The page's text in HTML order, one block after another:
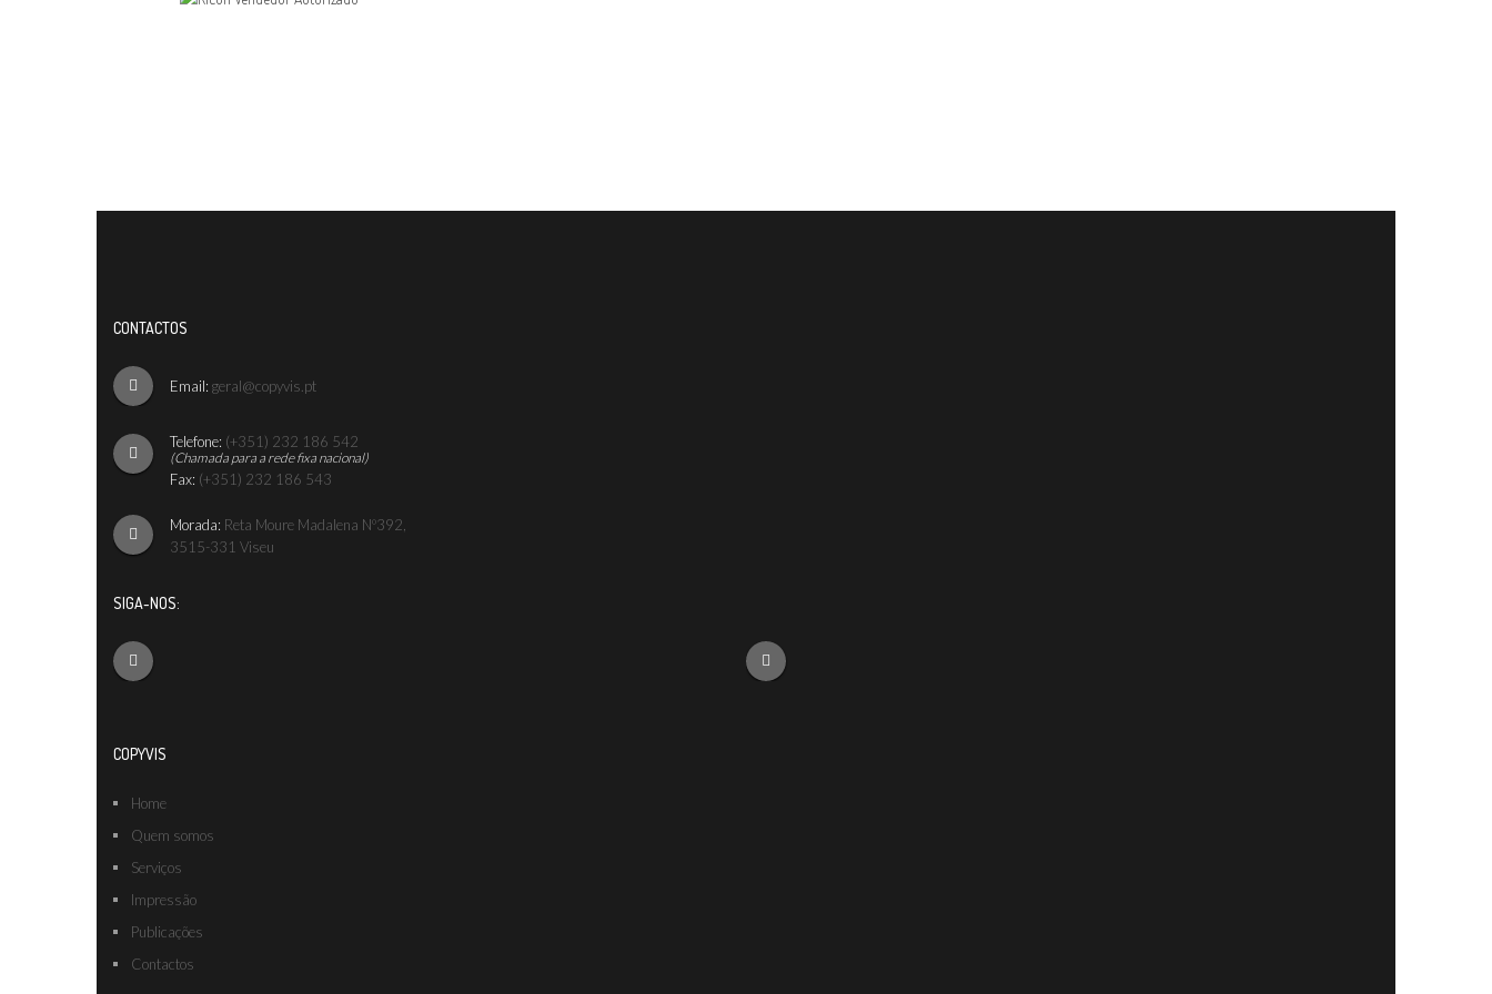
CONTACTOS
Email: geral@copyvis.pt
Telefone: (+351) 232 186 542
(Chamada para a rede fixa nacional)
Fax: (+351) 232 186 543
Morada: Reta Moure Madalena Nº392,
3515-331 Viseu
SIGA-NOS:
COPYVIS
Home
Quem somos
Serviços
Impressão
Publicações
Contactos